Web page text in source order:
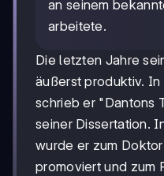
an seinem
arbeitete.
Die letzten Jahre
äußerst produktiv. In
schrieb er "Dantons
seiner Dissertation.
wurde er zum
promoviert und zum